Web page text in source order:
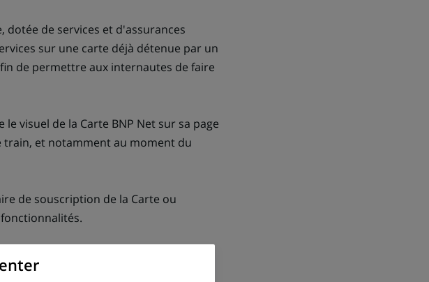
dotée de services et d'assurances
sur une carte déjà détenue par un
de permettre aux internautes de faire
visuel de la Carte BNP Net sur sa page
train, et notamment au moment du
de souscription de la Carte ou
BNP Net devrait proposer des